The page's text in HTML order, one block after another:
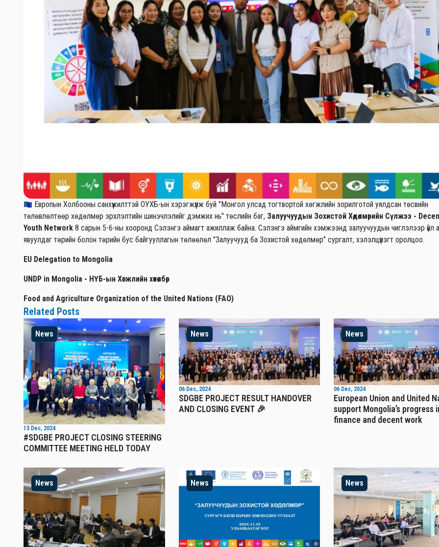
Европын Холбооны санхүүжилттэй ОУХБ-ын хэрэгжүүлж буй "Монгол улсад тогтвортой хөгжлийн зорилготой уялдсан төсвийн
төлөвлөлтөөр хөдөлмөр эрхлэлтийн шинэчлэлийг дэмжих нь" төслийн баг, Залуучуудын Зохистой Хөдөлмөрийн Сүлжээ -
Youth Network 8 сарын 5-6-ны хооронд Сэлэнгэ аймагт ажиллаж байна. Сэлэнгэ аймгийн хэмжээнд залуучуудын чиглэлээр үйл
явуулдаг төрийн болон төрийн бус байгууллагын төлөөлөл "Залуучууд ба Зохистой хөдөлмөр" сургалт, хэлэлцүүлэгт оролцоо.
EU Delegation to Mongolia
UNDP in Mongolia - НҮБ-ын Хөгжлийн хөтөлбөр
Food and Agriculture Organization of the United Nations (FAO)
Related Posts
News
13 Dec, 2024
#SDGBE PROJECT CLOSING STEERING
COMMITTEE MEETING HELD TODAY
News
06 Dec, 2024
SDGBE PROJECT RESULT HANDOVER
AND CLOSING EVENT 🎉
News
06 Dec, 2024
European Union and United
support Mongolia’s progress
finance and decent work
News News News